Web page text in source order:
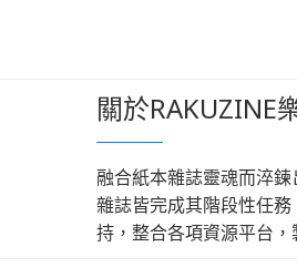
關於RAKUZINE
融合紙本雜誌靈魂而淬
雜誌皆完成其階段性任
持，整合各項資源平台